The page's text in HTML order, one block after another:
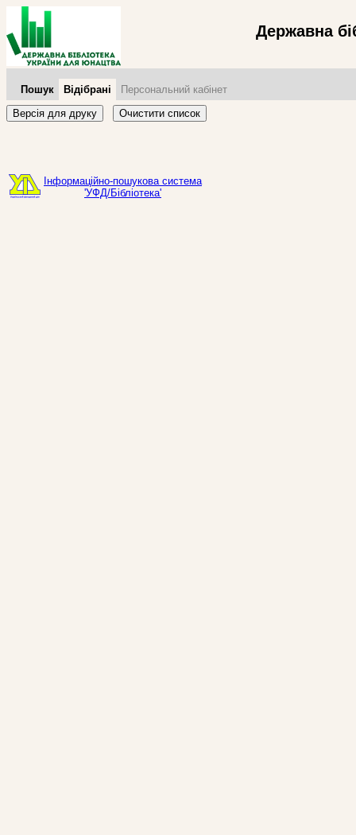
Державна
Пошук Відібрані
Персональний кабінет
Версія для друку
Очистити список
Інформаційно-пошукова система
'УФД/Бібліотека'